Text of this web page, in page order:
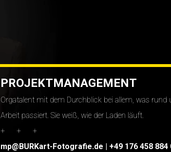
PROJEKTMANAGEMENT
Orgatalent mit dem Durchblick bei allem, was rund
Arbeit passiert. Sie weiß, wie der Laden läuft.
+ + +
mp@BURKart-Fotografie.de
+49 176 458 884